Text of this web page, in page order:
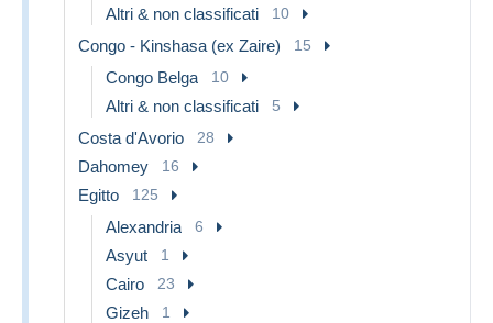
Altri & non classificati 10
Congo - Kinshasa (ex Zaire) 15
Congo Belga 10
Altri & non classificati 5
Costa d'Avorio 28
Dahomey 16
Egitto 125
Alexandria 6
Asyut 1
Cairo 23
Gizeh 1